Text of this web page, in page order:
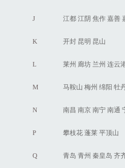
J 江都 江阴 焦作 嘉善
K 开封 昆明 昆山
L 莱州 廊坊 兰州 连云
M 马鞍山 梅州 绵阳 牡
N 南昌 南京 南宁 南通
P 攀枝花 蓬莱 平顶山
Q 青岛 青州 秦皇岛 齐